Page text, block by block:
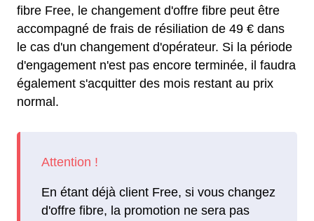
fibre Free, le changement d'offre fibre peut être
accompagné de frais de résiliation de 49 € dans
le cas d'un changement d'opérateur. Si la période
d'engagement n'est pas encore terminée, il faudra
également s'acquitter des mois restant au prix
normal.
En étant déjà client Free, si vous changez
d'offre fibre, la promotion ne sera pas